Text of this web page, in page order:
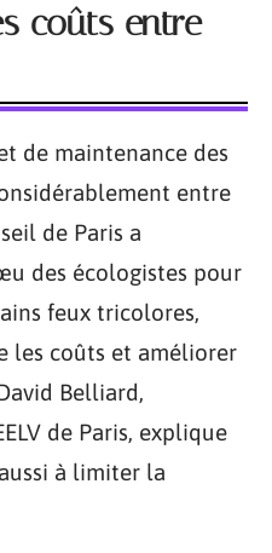
coûts entre
de maintenance des
entre
de Paris a
des écologistes pour
feux tricolores,
les coûts et améliorer
Belliard,
de Paris, explique
à limiter la